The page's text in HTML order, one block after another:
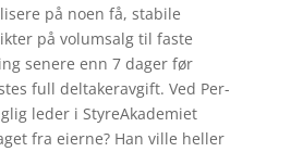
på noen få, stabile
på volumsalg til faste
senere enn 7 dager før
full deltakeravgift. Ved Per-
leder i StyreAkademiet
fra eierne? Han ville heller